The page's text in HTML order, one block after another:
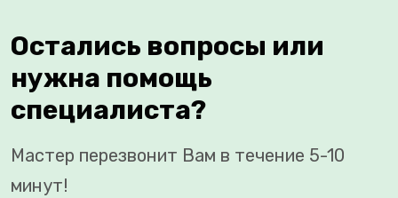
Остались вопросы или
нужна помощь
специалиста?
Мастер перезвонит Вам в течение 5-10
минут!